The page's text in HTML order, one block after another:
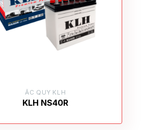
ẮC QUY KLH
KLH NS40R